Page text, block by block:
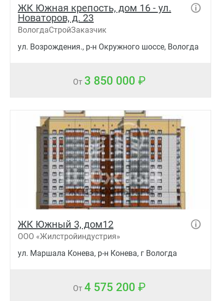
ЖК Южная крепость, дом 16 - ул.
Новаторов, д. 23
ВологдаСтройЗаказчик
ул. Возрождения., р-н Окружного шоссе, Вологда
От 3 850 000
ЖК Южный 3, дом12
ООО «Жилстройиндустрия»
ул. Маршала Конева, р-н Конева, г Вологда
От 4 575 200